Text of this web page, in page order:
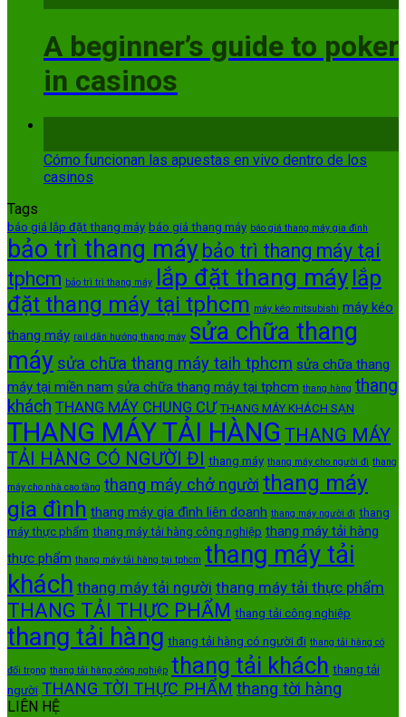
A beginner’s guide to poker
in casinos
Cómo funcionan las apuestas en vivo dentro de los
casinos
Tags
báo giá lắp đặt thang máy báo giá thang máy báo giá thang máy gia đình
bảo trì thang máy bảo trì thang máy tại
tphcm bảo trì trì thang máy lắp đặt thang máy lắp
đặt thang máy tại tphcm máy kéo mitsubishi máy kéo
thang máy rail dãn hướng thang máy sửa chữa thang
máy sửa chữa thang máy taih tphcm sửa chữa thang
máy tại miền nam sửa chữa thang máy tại tphcm thang hàng thang
khách THANG MÁY CHUNG CƯ THANG MÁY KHÁCH SẠN
THANG MÁY TẢI HÀNG THANG MÁY
TẢI HÀNG CÓ NGƯỜI ĐI thang máy thang máy cho người đi thang
máy cho nhà cao tầng thang máy chở người thang máy
gia đình thang máy gia đình liên doanh thang máy người đi thang
máy thực phẩm thang máy tải hàng công nghiệp thang máy tải hàng
thực phẩm thang máy tải hàng tại tphcm thang máy tải
khách thang máy tải người thang máy tải thực phẩm
THANG TẢI THỰC PHẨM thang tải công nghiệp
thang tải hàng thang tải hàng có người đi thang tải hàng có
đối trọng thang tải hàng công nghiệp thang tải khách thang tải
người THANG TỜI THỰC PHẨM thang tời hàng
LIÊN HỆ